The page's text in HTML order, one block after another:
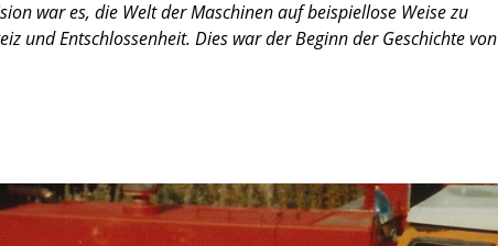
war es, die Welt der Maschinen auf beispiellose Weise zu
und Entschlossenheit. Dies war der Beginn der Geschichte von